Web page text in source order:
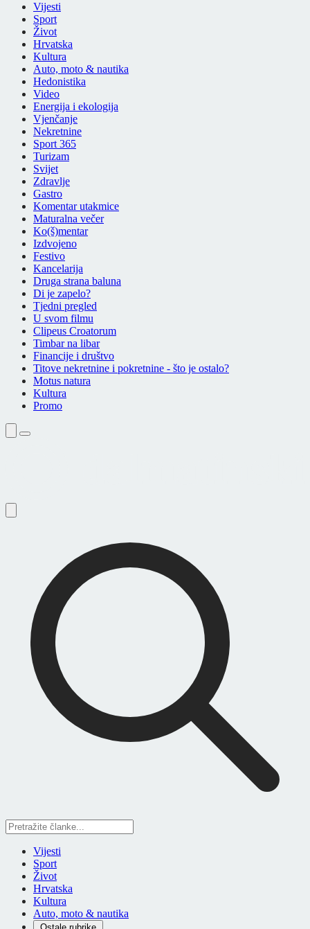
Vijesti
Sport
Život
Hrvatska
Kultura
Auto, moto & nautika
Hedonistika
Video
Energija i ekologija
Vjenčanje
Nekretnine
Sport 365
Turizam
Svijet
Zdravlje
Gastro
Komentar utakmice
Maturalna večer
Ko(š)mentar
Izdvojeno
Festivo
Kancelarija
Druga strana baluna
Di je zapelo?
Tjedni pregled
U svom filmu
Clipeus Croatorum
Timbar na libar
Financije i društvo
Titove nekretnine i pokretnine - što je ostalo?
Motus natura
Kultura
Promo
Vijesti
Sport
Život
Hrvatska
Kultura
Auto, moto & nautika